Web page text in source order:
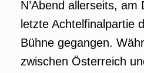
N’Abend allerseits, am
letzte Achtelfinalpartie
Bühne gegangen.
zwischen Österreich